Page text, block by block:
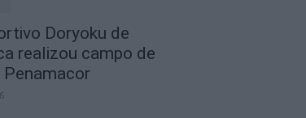
Doryoku de
realizou campo de